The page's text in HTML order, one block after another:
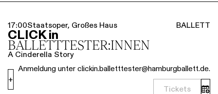
17:00Staatsoper, Großes Haus BALLETT
CLICK in
BALLETT­TESTER:INNEN
A Cinderella Story
Anmeldung unter clickin.balletttester@hamburgballett.de.
Tickets
+